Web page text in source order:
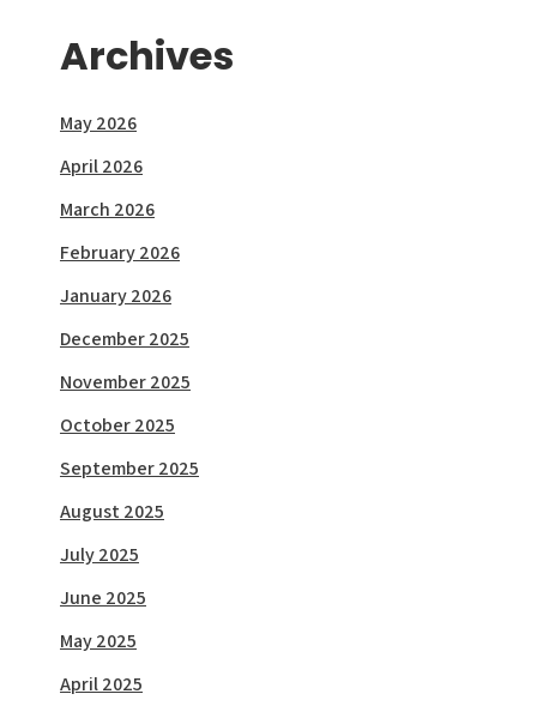
Archives
May 2026
April 2026
March 2026
February 2026
January 2026
December 2025
November 2025
October 2025
September 2025
August 2025
July 2025
June 2025
May 2025
April 2025